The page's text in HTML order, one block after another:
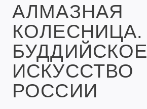
АЛМАЗНАЯ
КОЛЕСНИЦА.
БУДДИЙСКОЕ
ИСКУССТВО
РОССИИ